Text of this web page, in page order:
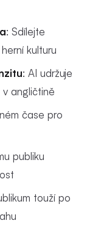
: Sdílejte
kulturu
: AI udržuje
angličtině
čase pro
publiku
touží po